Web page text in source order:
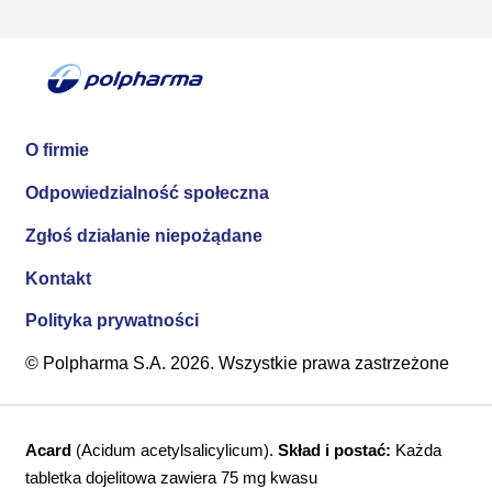
O firmie
Odpowiedzialność społeczna
Zgłoś działanie niepożądane
Kontakt
Polityka prywatności
© Polpharma S.A. 2026. Wszystkie prawa zastrzeżone
Acard (Acidum acetylsalicylicum).Skład i postać: Każda
tabletka dojelitowa zawiera 75 mg kwasu